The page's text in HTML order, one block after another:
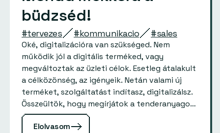
büdzséd!
#tervezes #kommunikacio #sales
Oké, digitalizációra van szükséged. Nem
működik jól a digitális terméked, vagy
megváltoztak az üzleti célok. Esetleg átalakult
a célközönség, az igényeik. Netán valami új
terméket, szolgáltatást indítasz, digitalizálsz.
Összeültök, hogy megírjátok a tenderanyagot.
Ha házon belül nincs szakértőtök, akkor a
tender kiíráshoz érdemes bevonni…
Elolvasom